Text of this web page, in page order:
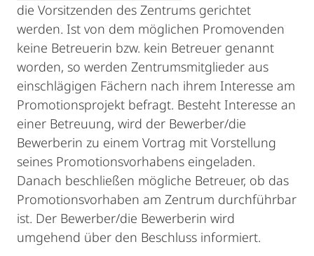
die Vorsitzenden des Zentrums gerichtet
werden. Ist von dem möglichen Promovenden
keine Betreuerin bzw. kein Betreuer genannt
worden, so werden Zentrumsmitglieder aus
einschlägigen Fächern nach ihrem Interesse am
Promotionsprojekt befragt. Besteht Interesse an
einer Betreuung, wird der Bewerber/die
Bewerberin zu einem Vortrag mit Vorstellung
seines Promotionsvorhabens eingeladen.
Danach beschließen mögliche Betreuer, ob das
Promotionsvorhaben am Zentrum durchführbar
ist. Der Bewerber/die Bewerberin wird
umgehend über den Beschluss informiert.